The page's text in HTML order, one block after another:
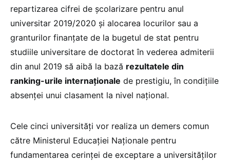
repartizarea cifrei de școlarizare pentru anul
universitar 2019/2020 și alocarea locurilor sau a
granturilor finanțate de la bugetul de stat pentru
studiile universitare de doctorat în vederea admiterii
din anul 2019 să aibă la bază rezultatele din
ranking-urile internaționale de prestigiu, în condițiile
absenței unui clasament la nivel național.
Cele cinci universități vor realiza un demers comun
către Ministerul Educației Naționale pentru
fundamentarea cerinței de exceptare a universităților